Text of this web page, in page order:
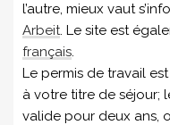
l’autre, mieux vaut
Arbeit. Le site est
français.
Le permis de travail
à votre titre de séjour;
valide pour deux ans,